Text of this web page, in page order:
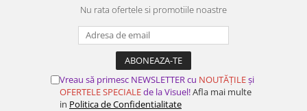
Nu rata ofertele si promotiile noastre
Vreau să primesc NEWSLETTER cu NOUTĂȚILEși
OFERTELE SPECIALEde la Visuel!Afla mai multe
in Politica de Confidentialitate